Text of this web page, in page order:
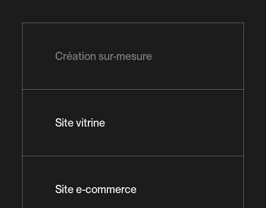
Création sur-mesure
Site vitrine
Site e-commerce